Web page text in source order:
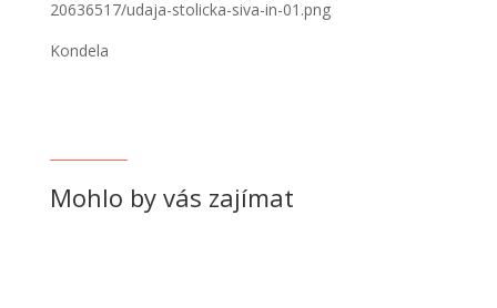
20636517/udaja-stolicka-siva-in-01.png
Kondela
Mohlo by vás zajímat